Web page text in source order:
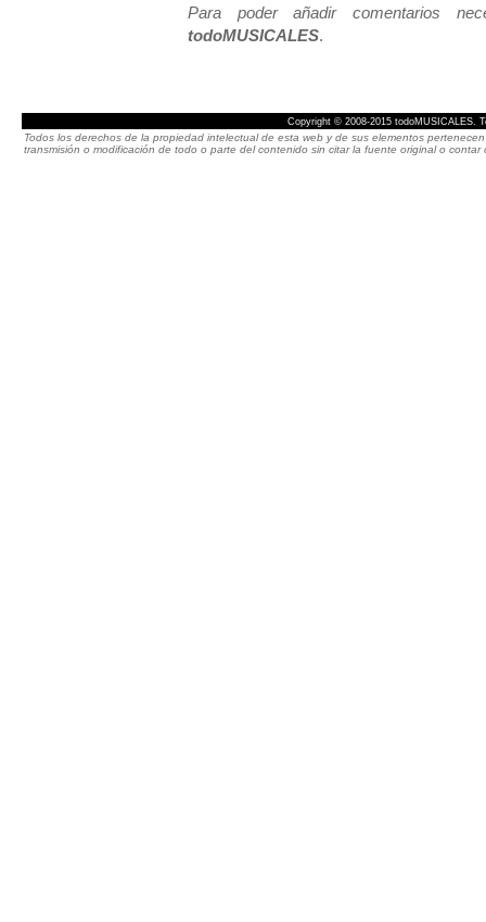
Para poder añadir comentarios
todoMUSICALES.
Copyright © 2008-2015 todoMUSICALES.
Todos los derechos de la propiedad intelectual de esta web y de sus elementos
transmisión o modificación de todo o parte del contenido sin citar la fuente original o